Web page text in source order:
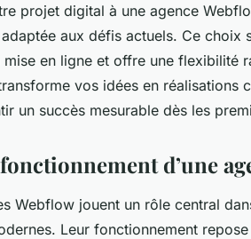
projet digital à une agence
aux défis actuels. Ce choix
mise en ligne et offre une flexibilité
vos idées en réalisations
un succès mesurable dès les
d’une
Webflow jouent un rôle central
Leur fonctionnement